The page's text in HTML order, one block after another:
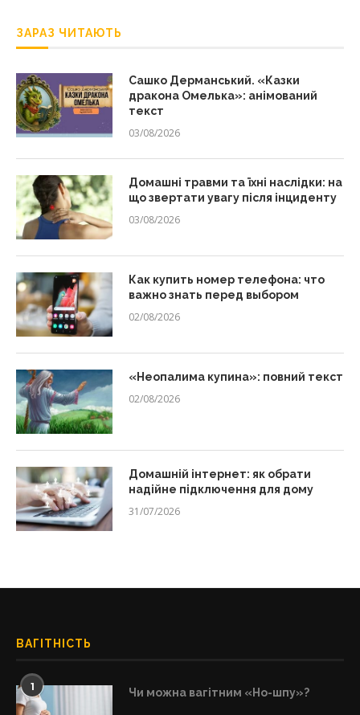
ЗАРАЗ ЧИТАЮТЬ
Сашко Дерманський. «Казки
дракона Омелька»: анімований
текст
03/08/2026
Домашні травми та їхні наслідки: на
що звертати увагу після інциденту
03/08/2026
Как купить номер телефона: что
важно знать перед выбором
02/08/2026
«Неопалима купина»: повний текст
02/08/2026
Домашній інтернет: як обрати
надійне підключення для дому
31/07/2026
ВАГІТНІСТЬ
1 Чи можна вагітним «Но-шпу»?